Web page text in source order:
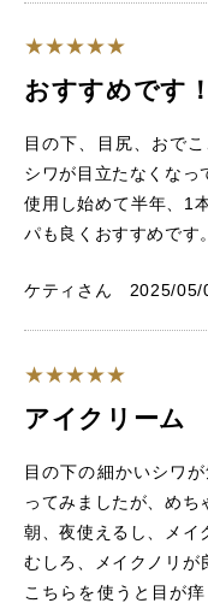
おすすめです！
目の下、目尻、おで
シワが目立たなくなっ
使用し始めて半年、1
パも良くおすすめです。
ケティさん 2025/05/
アイクリーム
目の下の細かいシワ
ってみましたが、めち
朝、夜使えるし、メイ
むしろ、メイクノリが
こちらを使うと目が